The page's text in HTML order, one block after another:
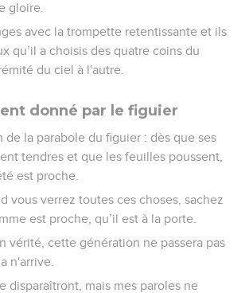
gloire.
avec la trompette retentissante et ils
qu’il a choisis des quatre coins du
du ciel à l'autre.
donné par le figuier
de la parabole du figuier : dès que ses
tendres et que les feuilles poussent,
est proche.
vous verrez toutes ces choses, sachez
est proche, qu’il est à la porte.
vérité, cette génération ne passera pas
n'arrive.
disparaîtront, mais mes paroles ne